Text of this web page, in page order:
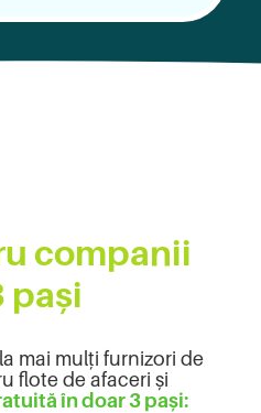
companii
pași
mai mulți furnizori de
flote de afaceri și
în doar 3 pași: